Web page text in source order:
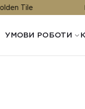
УМОВИ РОБОТИ